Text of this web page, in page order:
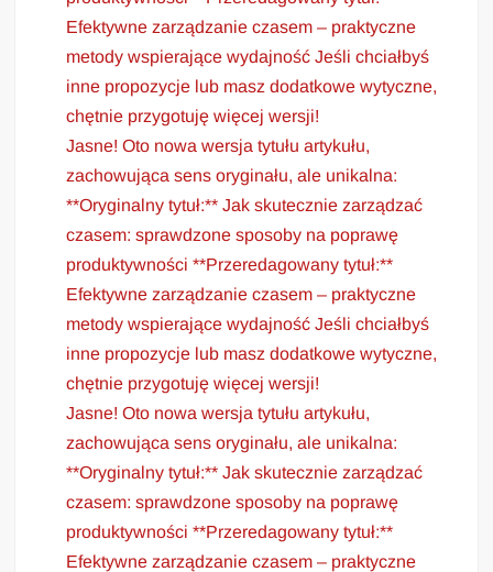
Efektywne zarządzanie czasem – praktyczne
metody wspierające wydajność Jeśli chciałbyś
inne propozycje lub masz dodatkowe wytyczne,
chętnie przygotuję więcej wersji!
Jasne! Oto nowa wersja tytułu artykułu,
zachowująca sens oryginału, ale unikalna:
**Oryginalny tytuł:** Jak skutecznie zarządzać
czasem: sprawdzone sposoby na poprawę
produktywności **Przeredagowany tytuł:**
Efektywne zarządzanie czasem – praktyczne
metody wspierające wydajność Jeśli chciałbyś
inne propozycje lub masz dodatkowe wytyczne,
chętnie przygotuję więcej wersji!
Jasne! Oto nowa wersja tytułu artykułu,
zachowująca sens oryginału, ale unikalna:
**Oryginalny tytuł:** Jak skutecznie zarządzać
czasem: sprawdzone sposoby na poprawę
produktywności **Przeredagowany tytuł:**
Efektywne zarządzanie czasem – praktyczne